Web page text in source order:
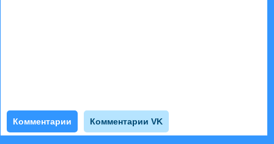
Комментарии Комментарии VK